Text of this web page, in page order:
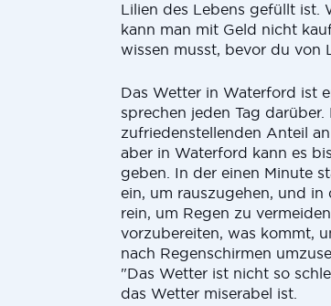
Lilien des Lebens gefüllt ist.
kann man mit Geld nicht
wissen musst, bevor du von
Das Wetter in Waterford ist
sprechen jeden Tag
zufriedenstellenden Anteil
aber in Waterford kann es
geben. In der einen Minute
ein, um rauszugehen, und
rein, um Regen zu
vorzubereiten, was kommt,
nach Regenschirmen
"Das Wetter ist nicht so
das Wetter miserabel ist.